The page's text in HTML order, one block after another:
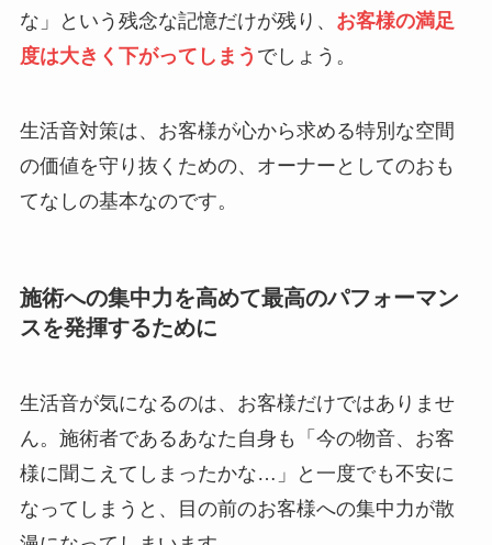
な」という残念な記憶だけが残り、 お客様の満足
度は大きく下がってしまう でしょう。
生活音対策は、お客様が心から求める特別な空間
の価値を守り抜くための、オーナーとしてのおも
てなしの基本なのです。
施術への集中力を高めて最高のパフォーマン
スを発揮するために
生活音が気になるのは、お客様だけではありませ
ん。施術者であるあなた自身も「今の物音、お客
様に聞こえてしまったかな…」と一度でも不安に
なってしまうと、目の前のお客様への集中力が散